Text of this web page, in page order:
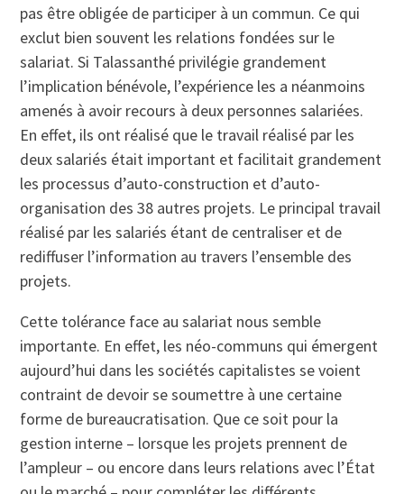
pas être obligée de participer à un commun. Ce qui
exclut bien souvent les relations fondées sur le
salariat. Si Talassanthé privilégie grandement
l’implication bénévole, l’expérience les a néanmoins
amenés à avoir recours à deux personnes salariées.
En effet, ils ont réalisé que le travail réalisé par les
deux salariés était important et facilitait grandement
les processus d’auto-construction et d’auto-
organisation des 38 autres projets. Le principal travail
réalisé par les salariés étant de centraliser et de
rediffuser l’information au travers l’ensemble des
projets.
Cette tolérance face au salariat nous semble
importante. En effet, les néo-communs qui émergent
aujourd’hui dans les sociétés capitalistes se voient
contraint de devoir se soumettre à une certaine
forme de bureaucratisation. Que ce soit pour la
gestion interne – lorsque les projets prennent de
l’ampleur – ou encore dans leurs relations avec l’État